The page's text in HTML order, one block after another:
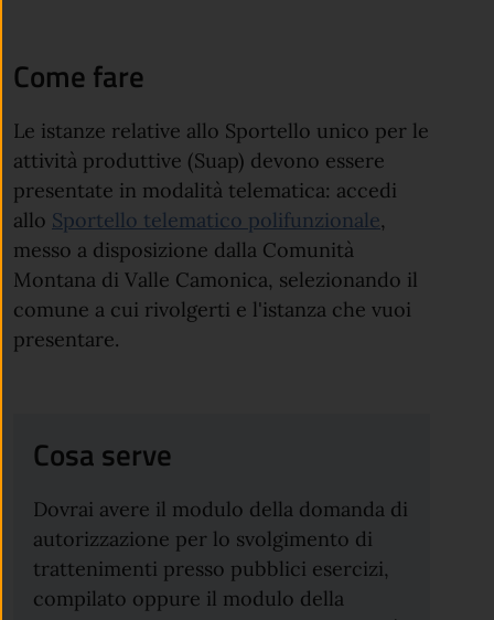
Come fare
Le istanze relative allo Sportello unico per le
attività produttive (Suap) devono essere
presentate in modalità telematica: accedi
allo Sportello telematico polifunzionale,
messo a disposizione dalla Comunità
Montana di Valle Camonica, selezionando il
comune a cui rivolgerti e l'istanza che vuoi
presentare.
Cosa serve
Dovrai avere il modulo della domanda di
autorizzazione per lo svolgimento di
trattenimenti presso pubblici esercizi,
compilato oppure il modulo della